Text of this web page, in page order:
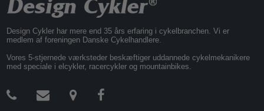
Design Cykler har mere end 35 års erfaring i cykelbranchen. Vi er
medlem af foreningen Danske Cykelhandlere.
Vores 5-stjernede værksteder beskæftiger uddannede cykelmekanikere
med speciale i elcykler, racercykler og mountainbikes.